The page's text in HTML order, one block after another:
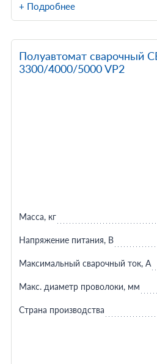
+ Подробнее
Полуавтомат сварочный
3300/4000/5000 VP2
Масса, кг
Напряжение питания, В
Максимальный сварочный ток, А
Макс. диаметр проволоки, мм
Страна производства